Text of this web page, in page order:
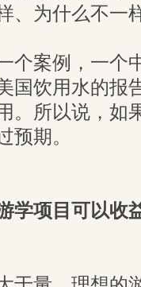
、为什么不一
案例，一个
国饮用水的报
。所以说，如
预期。
项目可以收